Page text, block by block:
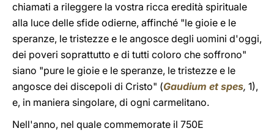
chiamati a rileggere la vostra ricca eredità spirituale
alla luce delle sfide odierne, affinché "le gioie e le
speranze, le tristezze e le angosce degli uomini d'oggi,
dei poveri soprattutto e di tutti coloro che soffrono"
siano "pure le gioie e le speranze, le tristezze e le
angosce dei discepoli di Cristo" (Gaudium et spes, 1),
e, in maniera singolare, di ogni carmelitano.
Nell'anno, nel quale commemorate il 750E